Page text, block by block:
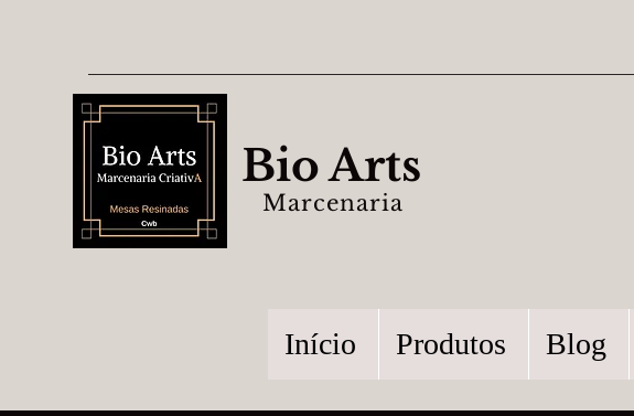
Bio Arts
Marcenaria
Início Produtos Blog